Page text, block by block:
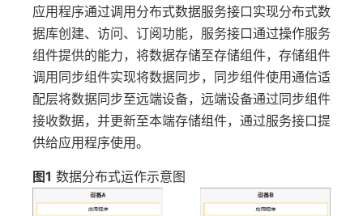
应用程序通过调用分布式数据服务接口实现分布式数
据库创建、访问、订阅功能，服务接口通过操作服务
组件提供的能力，将数据存储至存储组件，存储组件
调用同步组件实现将数据同步，同步组件使用通信适
配层将数据同步至远端设备，远端设备通过同步组件
接收数据，并更新至本端存储组件，通过服务接口提
供给应用程序使用。
图1 数据分布式运作示意图